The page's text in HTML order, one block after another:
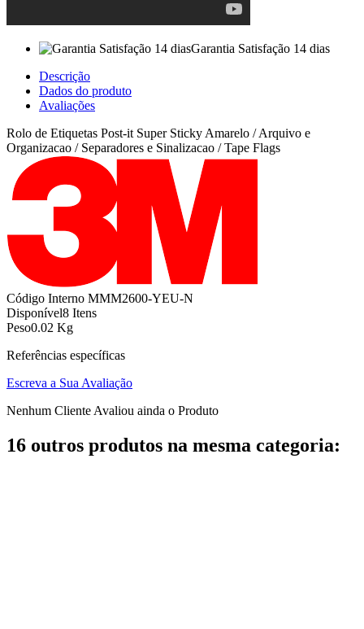
Garantia Satisfação 14 dias
Descrição
Dados do produto
Avaliações
Rolo de Etiquetas Post-it Super Sticky Amarelo / Arquivo e
Organizacao / Separadores e Sinalizacao / Tape Flags
Código Interno MMM2600-YEU-N
Disponível8 Itens
Peso0.02 Kg
Referências específicas
Escreva a Sua Avaliação
Nenhum Cliente Avaliou ainda o Produto
16 outros produtos na mesma categoria: